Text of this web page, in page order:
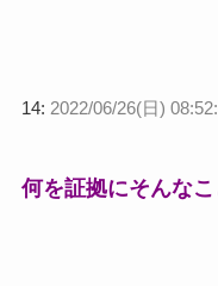
14: 2022/06/26(日)
何を証拠にそんな